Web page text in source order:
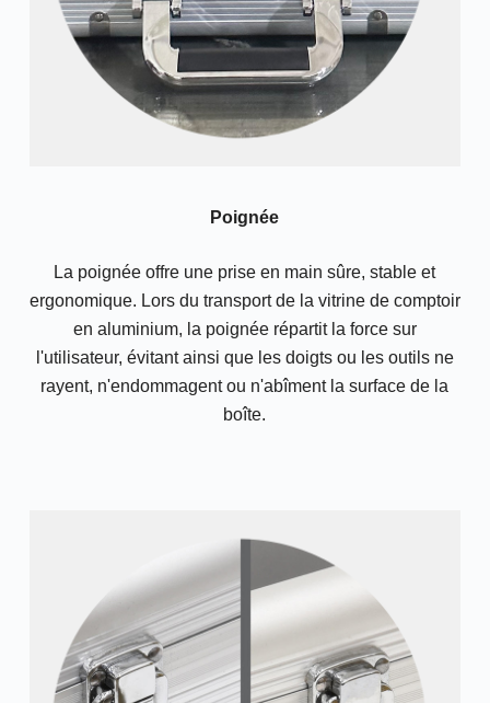
Poignée
La poignée offre une prise en main sûre, stable et
ergonomique. Lors du transport de la vitrine de comptoir
en aluminium, la poignée répartit la force sur
l'utilisateur, évitant ainsi que les doigts ou les outils ne
rayent, n'endommagent ou n'abîment la surface de la
boîte.